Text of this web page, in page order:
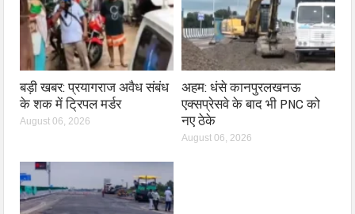
बड़ी खबर: प्रयागराज अवैध संबंध
के शक में ट्रिपल मर्डर
August 06, 2026
अहम: धंसे कानपुरलखनऊ
एक्सप्रेसवे के बाद भी PNC को
नए ठेके
August 06, 2026